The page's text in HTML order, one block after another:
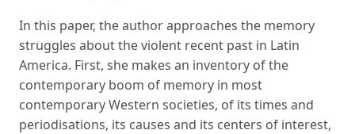
In this paper, the author approaches the memory
struggles about the violent recent past in Latin
America. First, she makes an inventory of the
contemporary boom of memory in most
contemporary Western societies, of its times and
periodisations, its causes and its centers of interest,